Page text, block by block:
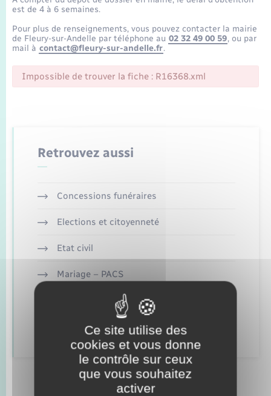
Etat-civil - Papiers - Citoyenneté
Mariage – PACS
Parrainage civil
Logement - Urbanisme
Numérique
Seniors
Transports scolaires
Voirie et espace public
Travaux - Autorisation d’occupation de l’espace
public
Compétences
Plan interactif
Publications
La Communauté de communes
est de 4 à 6 semaines.
Pour plus de renseignements, vous pouvez contacter la mairie
de Fleury-sur-Andelle par téléphone au 02 32 49 00 59, ou par
mail à contact@fleury-sur-andelle.fr.
Impossible de trouver la fiche : R16368.xml
Retrouvez aussi
Concessions funéraires
Elections et citoyenneté
Etat civil
Mariage – PACS
Parrainage civil
Recensement
Ce site utilise des
cookies et vous donne
le contrôle sur ceux
que vous souhaitez
activer